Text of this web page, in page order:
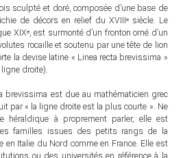
sculpté et doré, composée d’une base de
de décors en relief du XVIIIᵉ siècle. Le
XIXᵉ, est surmonté d’un fronton orné d’un
rocaille et soutenu par une tête de lion
la devise latine « Linea recta brevissima »
droite).
brevissima est due au mathématicien grec
par « la ligne droite est la plus courte ». Ne
héraldique à proprement parler, elle est
familles issues des petits rangs de la
en Italie du Nord comme en France. Elle est
ou des universités en référence à la